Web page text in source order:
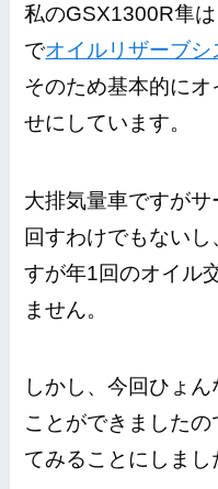
私のGSX1300R隼
でオイルリザーブシ
そのため基本的に
せにしています。
大排気量車ですが
回すわけでもない
すが年1回のオイル
ません。
しかし、今回ひょ
ことができました
てみることにしまし